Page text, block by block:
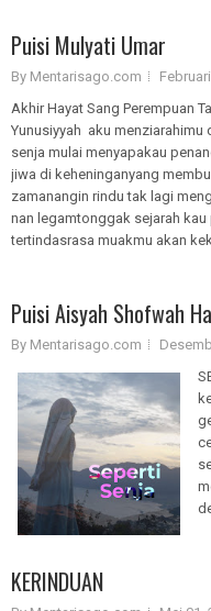
Puisi Mulyati Umar
By Mentarisago.com
Akhir Hayat Sang Perempuan
Yunusiyyah aku
senja mulai menyapakau
jiwa di keheninganyang
zamanangin rindu tak lagi
nan legamtonggak sejarah
tertindasrasa muakmu akan
Puisi Aisyah Shofwah
By Mentarisago.com
KERINDUAN